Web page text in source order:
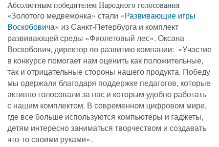
Абсолютным победителем Народного голосования
«Золотого медвежонка» стали «Развивающие игры
Воскобовича» из Санкт-Петербурга и комплект
развивающей среды «Фиолетовый лес». Оксана
Воскобович, директор по развитию компании: «Участие
в конкурсе помогает нам оценить как положительные,
так и отрицательные стороны нашего продукта. Победу
мы одержали благодаря поддержке педагогов, которые
активно голосовали за нас и которым удобно работать
с нашим комплектом. В современном цифровом мире,
где все больше используются компьютеры и гаджеты,
детям интересно заниматься творчеством и создавать
что-то своими руками».